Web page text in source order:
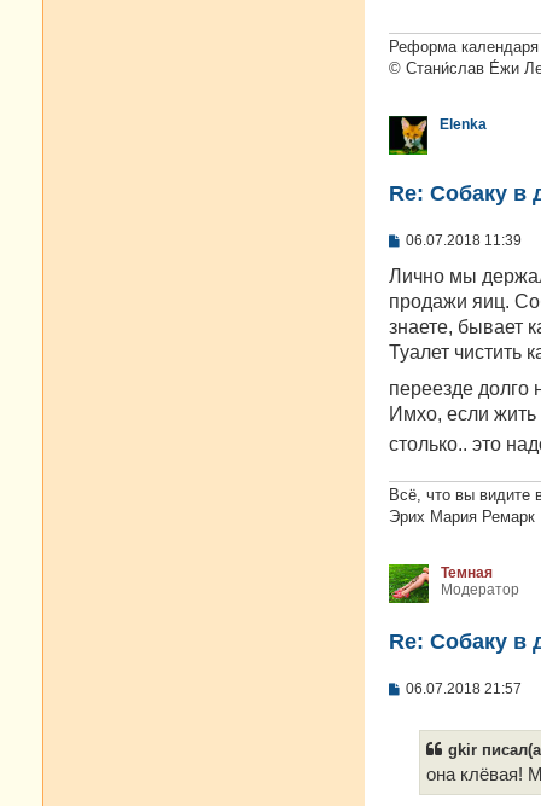
и
е
Реформа
© Стани́слав Е́жи
Elenka
Re: Собаку в
С
о
щ
е
и
06.07.2018 11:39
Лично мы
продажи яиц.
знаете, бывает
Туалет чистить
переезде долго
Имхо, если жить
столько.. это
Всё, что вы
Эрих Мария Ремарк
Темная
Модератор
Re: Собаку в
С
06.07.2018 21:57
gkir
она клёвая!